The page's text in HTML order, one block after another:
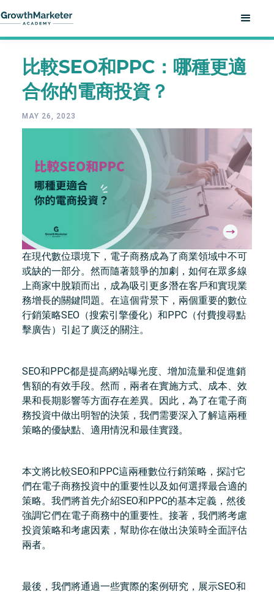
比較SEO和PPC：哪種更適
合你的電商投資？
MAY 26, 2023
在現代數位環境下，電子商務成為了商業領域中不可
或缺的一部分。然而隨著競爭的加劇，如何在眾多線
上商家中脫穎而出，成為吸引更多潛在客戶和實現業
務增長的關鍵問題。在這個背景下，兩個重要的數位
行銷策略SEO（搜索引擎優化）和PPC（付費搜尋點
擊廣告）引起了廣泛的關注。
SEO和PPC都是提高網站曝光度、增加流量和促進銷
售額的有效手段。然而，兩者在實施方式、成本、效
果和長期影響等方面存在差異。因此，為了在電子商
務投資中做出明智的決策，我們需要深入了解這兩種
策略的優缺點、適用情況和最佳實踐。
本文將比較SEO和PPC這兩種數位行銷策略，探討它
們在電子商務投資中的重要性以及如何選擇最合適的
策略。我們將首先介紹SEO和PPC的基本定義，然後
強調它們在電子商務中的重要性。接著，我們將考慮
投資策略和考慮因素，幫助你在做出決策時全面評估
兩者。
最後，我們將通過一些實際的案例研究，展示SEO和